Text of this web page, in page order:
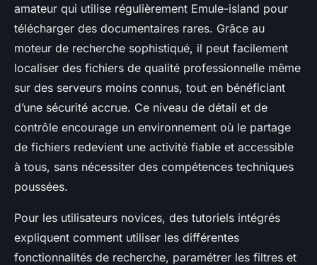
amateur qui utilise régulièrement Emule-island pour
télécharger des documentaires rares. Grâce au
moteur de recherche sophistiqué, il peut facilement
localiser des fichiers de qualité professionnelle même
sur des serveurs moins connus, tout en bénéficiant
d’une sécurité accrue. Ce niveau de détail et de
contrôle encourage un environnement où le partage
de fichiers redevient une activité fiable et accessible
à tous, sans nécessiter des compétences techniques
poussées.
Pour les utilisateurs novices, des tutoriels intégrés
expliquent comment utiliser les différentes
fonctionnalités de recherche, paramétrer les filtres et